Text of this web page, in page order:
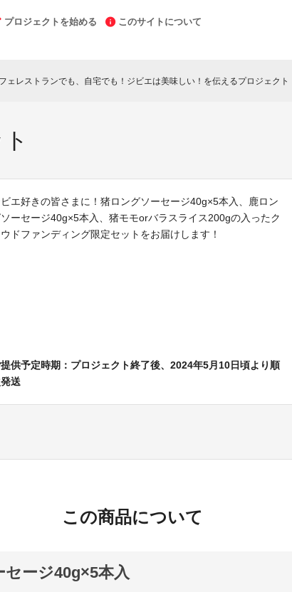
プロジェクトを始める このサイトについて
ェレストランでも、自宅でも！ジビエは美味しい！を伝えるプロジェクト
エ好きの皆さまに！猪ロングソーセージ40g×5本入、鹿ロン
ーセージ40g×5本入、猪モモorバラスライス200gの入ったク
ドファンディング限定セットをお届けします！
供予定時期：プロジェクト終了後、2024年5月10日頃より順
送
この商品について
ージ40g×5本入